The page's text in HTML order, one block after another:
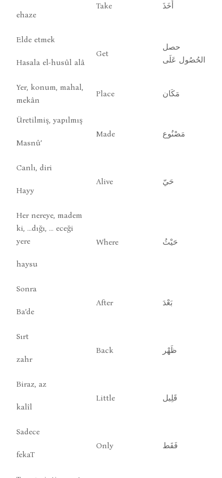
ehaze
Take أَخَذَ
Elde etmek
Hasala el-husûl alâ
Get
حصل
الحُصُول عَلَى
Yer, konum, mahal,
mekân
Place مَكَان
Üretilmiş, yapılmış
Masnû’
Made مَصْنُوع
Canlı, diri
Hayy
Alive حَيّ
Her nereye, madem
ki, …dığı, … eceği
yere
haysu
Where حَيْثُ
Sonra
Ba’de
After بَعْدَ
Sırt
zahr
Back ظَهْر
Biraz, az
kalîl
Little قَلِيل
Sadece
fekaT
Only فَقَط